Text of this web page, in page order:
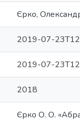
Єрко,
2019-07-
2019-07-
2018
Єрко О. О.